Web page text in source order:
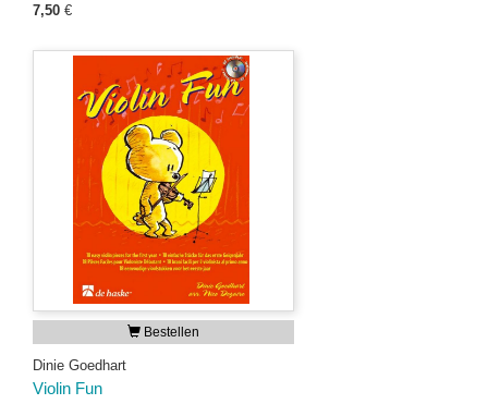
7,50 €
Bestellen
Dinie Goedhart
Violin Fun